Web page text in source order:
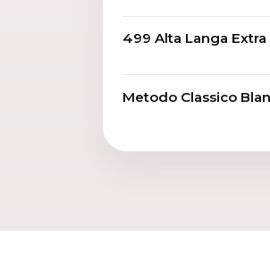
499 Alta Langa
Metodo Classico